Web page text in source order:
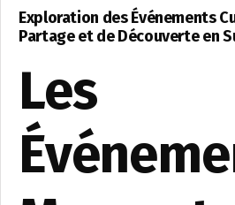
Exploration des Événements
Partage et de Découverte en
Les